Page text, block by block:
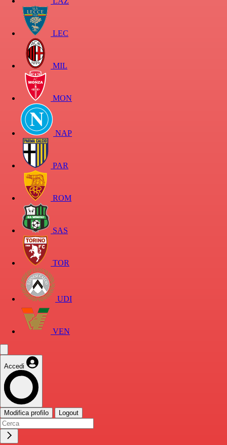
LEC
MIL
MON
NAP
PAR
ROM
SAS
TOR
UDI
VEN
Accedi
Modifica profilo Logout